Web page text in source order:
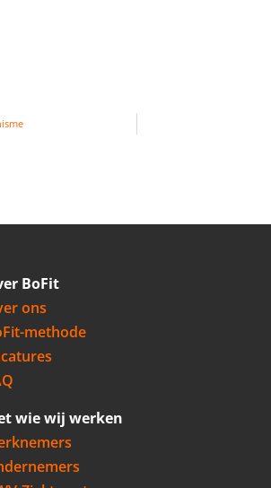
BoFit
ons
methode
wie wij werken